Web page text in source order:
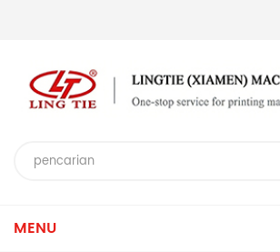
MENU